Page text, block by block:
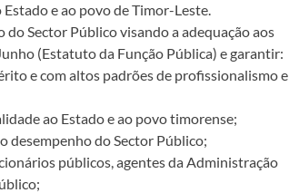
e ao povo de Timor-Leste.
Sector Público visando a adequação aos
(Estatuto da Função Pública) e garantir:
e com altos padrões de profissionalismo e
ao Estado e ao povo timorense;
desempenho do Sector Público;
públicos, agentes da Administração